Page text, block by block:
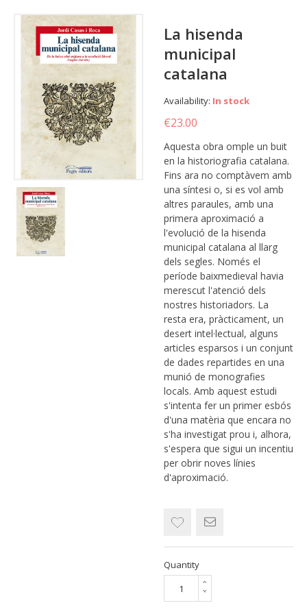
La hisenda
municipal
catalana
Availability: In stock
€23.00
Aquesta obra omple un buit
en la historiografia catalana.
Fins ara no comptàvem amb
una síntesi o, si es vol amb
altres paraules, amb una
primera aproximació a
l'evolució de la hisenda
municipal catalana al llarg
dels segles. Només el
període baixmedieval havia
merescut l'atenció dels
nostres historiadors. La
resta era, pràcticament, un
desert intel·lectual, alguns
articles esparsos i un conjunt
de dades repartides en una
munió de monografies
locals. Amb aquest estudi
s'intenta fer un primer esbós
d'una matèria que encara no
s'ha investigat prou i, alhora,
s'espera que sigui un incentiu
per obrir noves línies
d'aproximació.
Quantity